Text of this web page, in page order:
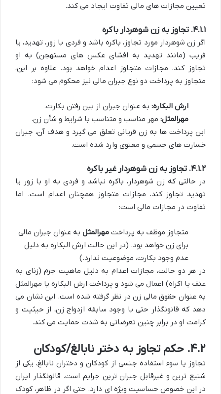
تعیین مجازات های مالی تفاوت ایجاد می کند.
۴.۱.۱. تجاوز به زن شوهردار باکره
اگر زن شوهردار مورد تجاوز، باکره باشد و فردی با زور، تهدید، یا
فریب (مانند تهدید به افشای عکس های مستهجن) به او
تجاوز کند، مجازات متجاوز اعدام خواهد بود. علاوه بر این،
متجاوز به پرداخت دو نوع جبران مالی نیز محکوم می شود:
ارش البکاره: به عنوان جبران از بین رفتن بکارت.
مهرالمثل: مهر مناسب و متناسب با شرایط و شأن زن.
این پرداخت ها به زن قربانی تعلق می گیرد و هدف آن، جبران
خسارت های جسمی و معنوی وارد شده است.
۴.۱.۲. تجاوز به زن شوهردار غیر باکره
در حالتی که زن شوهردار، باکره نباشد و فردی به او با زور یا
تهدید تجاوز کند، مجازات متجاوز همچنان اعدام است. اما
تفاوت در مجازات مالی است:
متجاوز موظف به پرداخت مهرالمثل به عنوان جبران مالی
برای زن خواهد بود. (در این حالت ارش البکاره به دلیل
عدم وجود بکارت، موضوعیت ندارد.)
در هر دو حالت، مجازات اعدام به دلیل ماهیت جرم (زنای به
عنف یا اکراه) اعمال می شود و پرداخت ارش البکاره یا مهرالمثل
به عنوان حقوق مالی زن در نظر گرفته شده است. این نشان می
دهد که قانونگذار حتی با وجود سابقه ازدواج زن، از حیثیت و
کرامت او در برابر چنین تعرضاتی به شدت حمایت می کند.
۴.۲. حکم تجاوز به دختر نابالغ/کودکان
تجاوز یا سوء استفاده جنسی از کودکان و دختران نابالغ، یکی از
شنیع ترین و غیرقابل جبران ترین جرایم است. قانونگذار ایران
در این خصوص حساسیت ویژه ای دارد. حتی اگر در ظاهر، کودک